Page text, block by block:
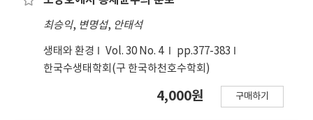
최승익, 변명섭, 안태석
생태와 환경 Vol. 30 No. 4
pp.377-383
한국수생태학회(구 한국하천호수학회)
4,000원 구매하기